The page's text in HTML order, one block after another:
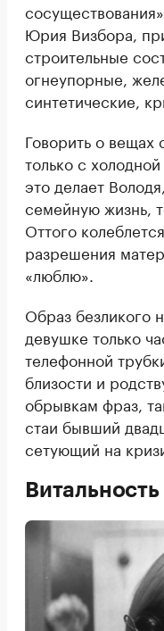
Юрия Визбора,
строительные
огнеупорные,
синтетические,
Говорить о
только с
это делает
семейную жизнь,
Оттого
разрешения
«люблю».
Образ безликого
девушке только
телефонной
близости и
обрывкам фраз,
стаи бывший
сетующий на